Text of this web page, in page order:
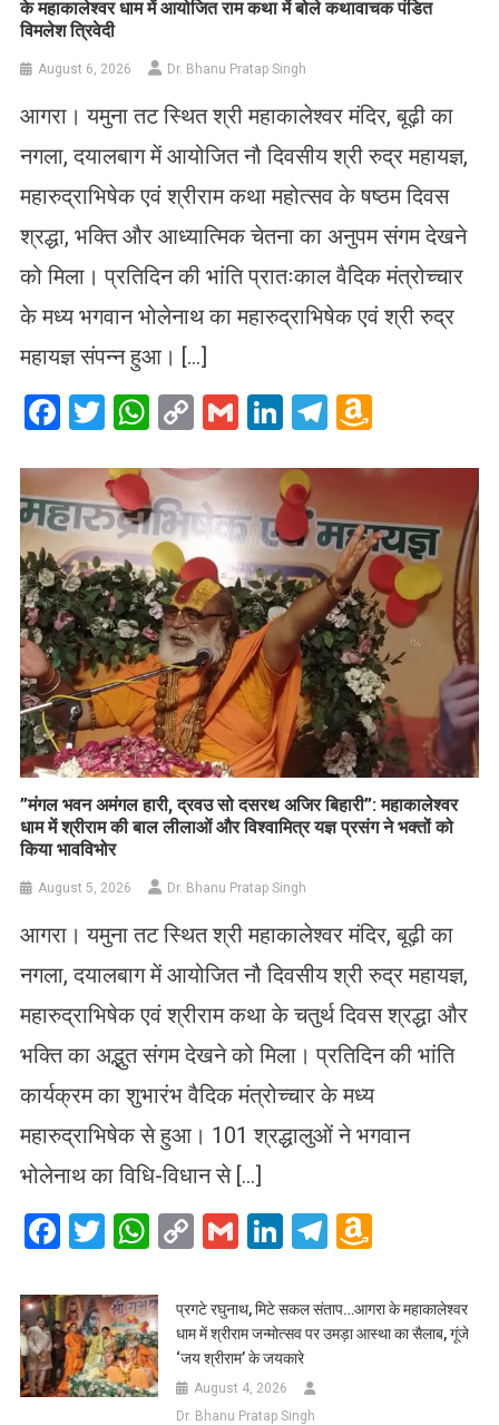
के महाकालेश्वर धाम में आयोजित राम कथा में बोले कथावाचक पंडित
विमलेश त्रिवेदी
August 6, 2026 Dr. Bhanu Pratap Singh
आगरा। यमुना तट स्थित श्री महाकालेश्वर मंदिर, बूढ़ी का
नगला, दयालबाग में आयोजित नौ दिवसीय श्री रुद्र महायज्ञ,
महारुद्राभिषेक एवं श्रीराम कथा महोत्सव के षष्ठम दिवस
श्रद्धा, भक्ति और आध्यात्मिक चेतना का अनुपम संगम देखने
को मिला। प्रतिदिन की भांति प्रातःकाल वैदिक मंत्रोच्चार
के मध्य भगवान भोलेनाथ का महारुद्राभिषेक एवं श्री रुद्र
महायज्ञ संपन्न हुआ। […]
Facebook
Twitter
WhatsApp
CopyGmailLinkedIn
Telegram
List
​”मंगल भवन अमंगल हारी, द्रवउ सो दसरथ अजिर बिहारी”: महाकालेश्वर
धाम में श्रीराम की बाल लीलाओं और विश्वामित्र यज्ञ प्रसंग ने भक्तों को
किया भावविभोर
August 5, 2026 Dr. Bhanu Pratap Singh
आगरा। यमुना तट स्थित श्री महाकालेश्वर मंदिर, बूढ़ी का
नगला, दयालबाग में आयोजित नौ दिवसीय श्री रुद्र महायज्ञ,
महारुद्राभिषेक एवं श्रीराम कथा के चतुर्थ दिवस श्रद्धा और
भक्ति का अद्भुत संगम देखने को मिला। प्रतिदिन की भांति
कार्यक्रम का शुभारंभ वैदिक मंत्रोच्चार के मध्य
महारुद्राभिषेक से हुआ। 101 श्रद्धालुओं ने भगवान
भोलेनाथ का विधि-विधान से […]
Facebook
Twitter
WhatsApp
CopyGmailLinkedIn
Telegram
List
प्रगटे रघुनाथ, मिटे सकल संताप…आगरा के महाकालेश्वर
धाम में श्रीराम जन्मोत्सव पर उमड़ा आस्था का सैलाब, गूंजे
‘जय श्रीराम’ के जयकारे
August 4, 2026
Dr. Bhanu Pratap Singh